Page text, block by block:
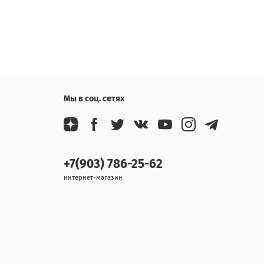
Мы в соц. сетях
+7(903) 786-25-62
интернет-магазин